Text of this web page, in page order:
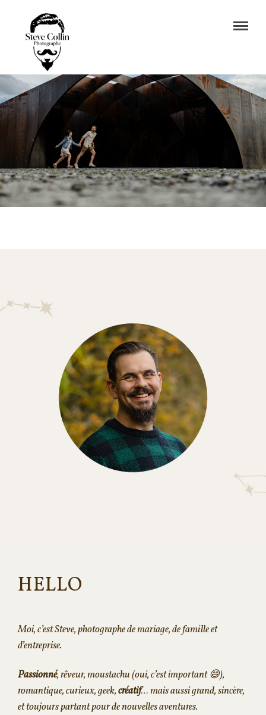
HELLO
Moi, c’est Steve, photographe de mariage, de famille et
d’entreprise.
Passionné, rêveur, moustachu (oui, c’est important 😄),
romantique, curieux, geek,créatif… mais aussi grand, sincère,
et toujours partant pour de nouvelles aventures.